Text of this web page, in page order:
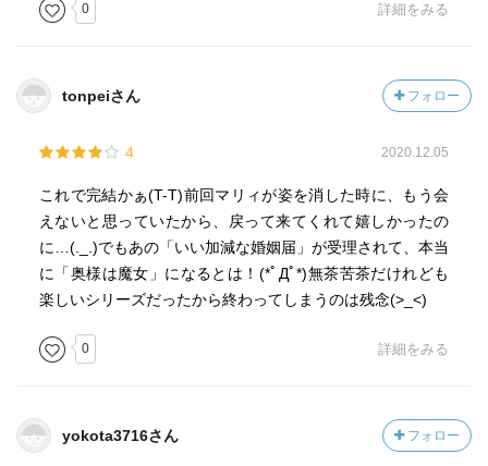
一所懸命つく。
84）に奔放な物言い。聡介と出会うまではいろんなお屋敷
を転々としていた。年齢は千十七歳（自称）。栗色の髪は
綺麗な三つ編み。魔法を使うとき光る。彼女にうかつに触
らない。敬語がおかしい。家政婦としての仕事はけっこう
きっちりできる。料理も上手い。たったひとつだけ欲しい
ものがある。
【小山田聡介／おやまだ・そうすけ】八王寺署の若手刑
事。年上美女に弱い。上司の椿木綾乃警部になじられたり
ず、すぐ他者から存在も名前も忘れられる。
【小山田聡介の自宅】丘の上の荒れ果てたお屋敷。近所の
お子さまたちからは「幽霊屋敷」とか「魔女の館」とか
0 詳細をみる
tonpeiさん フォロー
4 2020.12.05
これで完結かぁ(T-T)前回マリィが姿を消した時に、もう会
えないと思っていたから、戻って来てくれて嬉しかったの
に…(._.)でもあの「いい加減な婚姻届」が受理されて、本当
に「奥様は魔女」になるとは！(*ﾟДﾟ*)無茶苦茶だけれども
楽しいシリーズだったから終わってしまうのは残念(>_<)
0 詳細をみる
yokota3716さん フォロー